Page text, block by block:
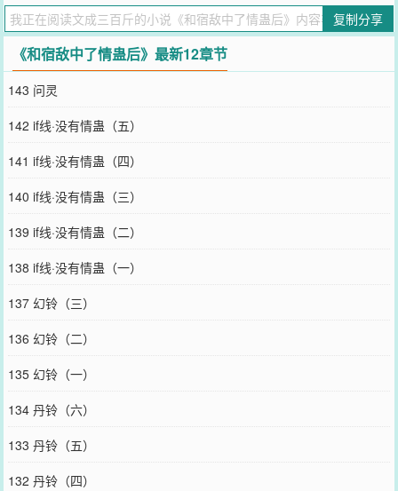
黑。也是处处和她针锋相对、三天一小打、五天一大战的死对头和宿
敌。青蘅恨恨发誓有朝一日必定干掉这个宿敌。直到那一日下山历练
时，他们双双身中情蛊，被迫在夜里深入交流，不然就会一起死掉。
一开始只是亲。再后来......就什么都做了。＊这对宿敌白天针锋相
对，恨不能对方死。夜里也针锋相对，恨不能把对方弄死。后来情蛊
终于解了。解开情蛊那天，青蘅对洛子晚用完了就扔，拍拍手甩开他
转身便走。...然而没走成。那可恨的情蛊余毒最后一次发作，青蘅不
得不停在半路上压制残留的蛊毒。这时忽然在黑暗之中，从背后贴近
的少年扣住她的手腕把她死死锁进怀里。微凉的唇抵在她的耳侧，清
冽如雪的气息蛊惑般凑近，他轻喃：“师妹，说你想要我。”“…我就是
你的。”——乖张师妹x坏种师兄宿敌梗，和死对头在一起了梗，男女
主两个都是白切黑，八百个心眼子互相坑害的那种====预收《被恶鬼
少年缠上了怎么办》文案如下：师苏黎穿进了一本修仙小说里。不过
在这个狗血横飞、刀剑乱舞、龙傲天遍地走的世界里，她只是山里一
个平平无奇的小修士。师苏黎平时的爱好是捡东西。破烂、石头、杂
货，她什么都捡。路过遇见脏兮兮的小猫小狗，都要捡回家，养好伤
再送走。直到有一天她下山，捡到了一只受伤的鬼。...行吧。也不是
不可以养。＊捡到的鬼是个漂亮少年模样，平时表现得很乖，就是有
时候很麻烦——走着走着，脑袋会掉下来。害羞的时候很容易砰一下
炸开。不高兴的时候要亲才可以。亲有时候都不够，还要做得更多一
点...不过就算这么麻烦，师苏黎还是十分耐心地照顾着他。直到有一
天，终于把少年的伤养好了，师苏黎准备把他送走。结果才走出门，
背后的少年忽然化身可怕的恶鬼，庞大的黑色雾气如触手把她缠起
来。病态痴恋的恶鬼少年亲昵地抵在她的耳边喃喃：“阿黎，不可以离
开我。”“一步都不可以哦。”——超绝钝感力甜妹x病娇恶鬼少年
您要是觉得《和宿敌中了情蛊后
微博微信里的朋友推荐哦！
复制分享
《和宿敌中了情蛊后》最新12章节
143 问灵
142 if线·没有情蛊（五）
141 if线·没有情蛊（四）
140 if线·没有情蛊（三）
139 if线·没有情蛊（二）
138 if线·没有情蛊（一）
137 幻铃（三）
136 幻铃（二）
135 幻铃（一）
134 丹铃（六）
133 丹铃（五）
132 丹铃（四）